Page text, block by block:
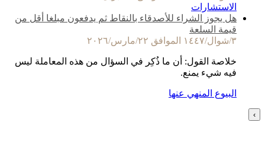
الاستشارات
هل يجوز الشراء للأصدقاء بالنقاط ثم يدفعون مبلغا أقل من
قيمة السلعة
٣/شوال/١٤٤٧ الموافق ٢٢/مارس/٢٠٢٦
خلاصة القول: أن ما ذُكِر في السؤال من هذه المعاملة ليس
فيه شيء يمنع.
البيوع المنهي عنها
›